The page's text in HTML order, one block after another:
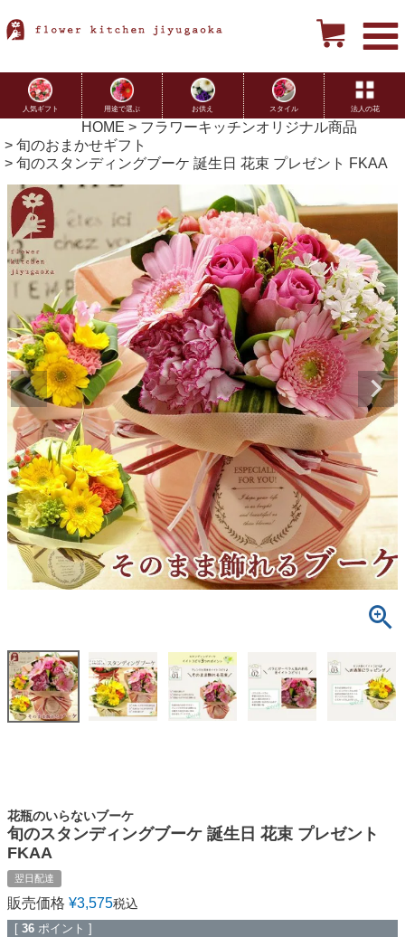
人気ギフト 用途で選ぶ お供え スタイル 法人の花
HOME
フラワーキッチンオリジナル商品
旬のおまかせギフト
旬のスタンディングブーケ 誕生日 花束 プレゼント FKAA
花瓶のいらないブーケ
旬のスタンディングブーケ 誕生日 花束 プレゼント
FKAA
翌日配達
販売価格 ¥3,575税込
[ 36 ポイント ]